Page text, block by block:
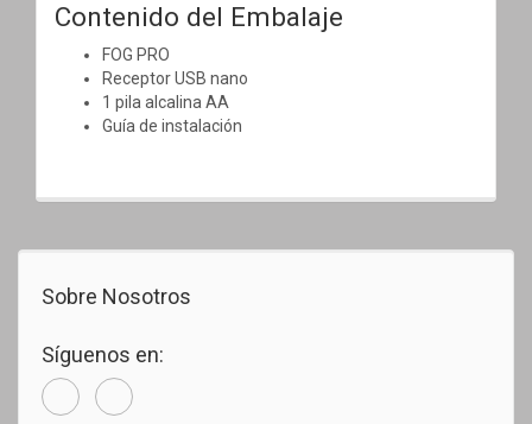
Contenido del Embalaje
FOG PRO
Receptor USB nano
1 pila alcalina AA
Guía de instalación
Sobre Nosotros
Síguenos en: